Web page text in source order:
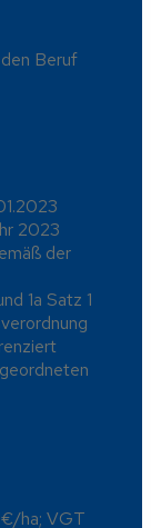
Beruf
2023
der
1a Satz 1
ha; VGT